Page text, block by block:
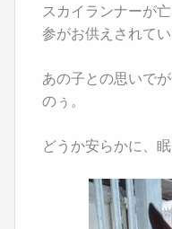
スカイランナーが
参がお供えされてい
あの子との思いで
のぅ。
どうか安らかに、